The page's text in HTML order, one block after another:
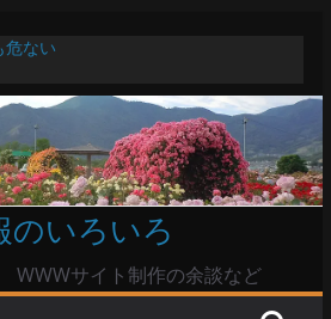
危ない
は公共の共有Wi-Fiは使うな?
が吹く鈴木憲和農水相
調査報道受け小泉防衛相「不適切活
か
のいろいろ
WWWサイト制作の余談など